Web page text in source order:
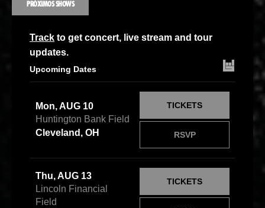
PRÓXIMOS SHOWS
Track to get concert, live stream and tour
updates.
Upcoming Dates
Mon, AUG 10
Huntington Bank Field
Cleveland, OH
RSVP
TICKETS
Thu, AUG 13
Lincoln Financial
Field
TICKETS